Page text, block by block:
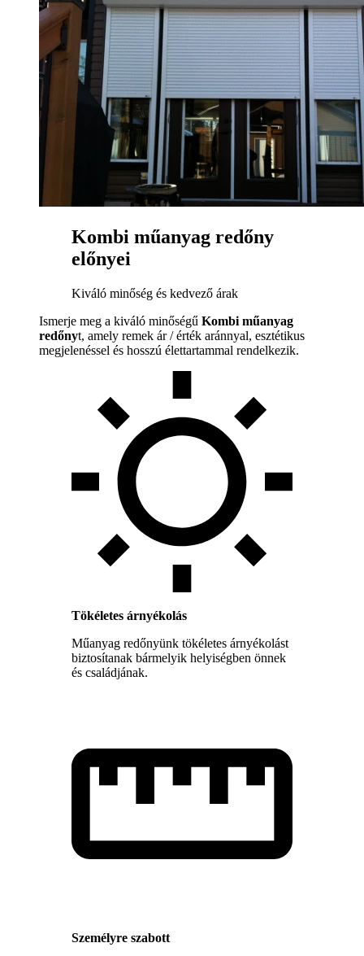
Kombi műanyag redőny
előnyei
Kiváló minőség és kedvező árak
Ismerje meg a kiváló minőségű Kombi műanyag
redőnyt, amely remek ár / érték aránnyal, esztétikus
megjelenéssel és hosszú élettartammal rendelkezik.
Tökéletes árnyékolás
Műanyag redőnyünk tökéletes árnyékolást
biztosítanak bármelyik helyiségben önnek
és családjának.
Személyre szabott